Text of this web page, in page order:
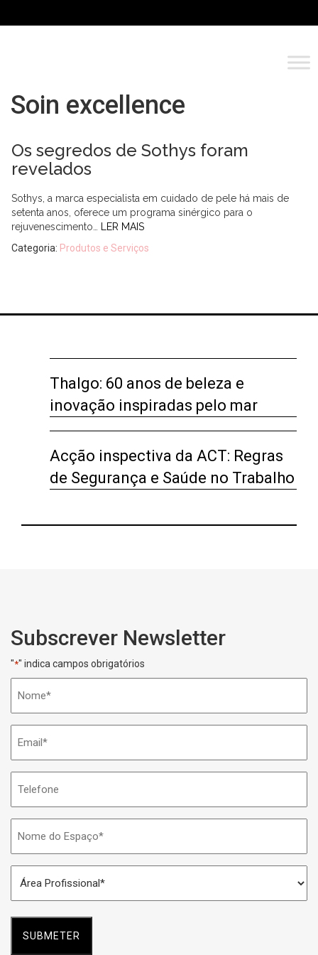
Soin excellence
Os segredos de Sothys foram
revelados
Sothys, a marca especialista em cuidado de pele há mais de
setenta anos, oferece um programa sinérgico para o
rejuvenescimento…
LER MAIS
Categoria: Produtos e Serviços
Thalgo: 60 anos de beleza e
inovação inspiradas pelo mar
Acção inspectiva da ACT: Regras
de Segurança e Saúde no Trabalho
Subscrever Newsletter
"*" indica campos obrigatórios
do
Espaço
Profissional
*